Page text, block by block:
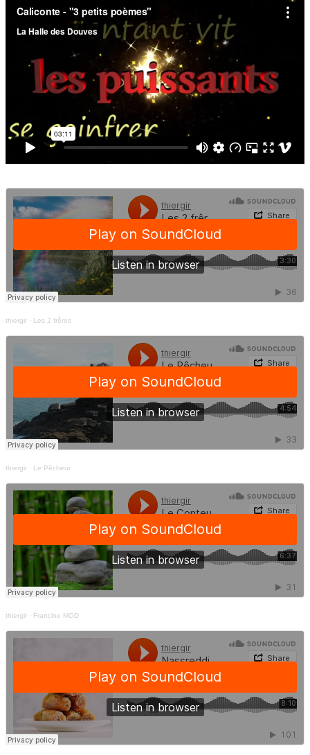
thiergir · Les 2 frêres
thiergir · Le Pêcheur
thiergir · Francine MOD